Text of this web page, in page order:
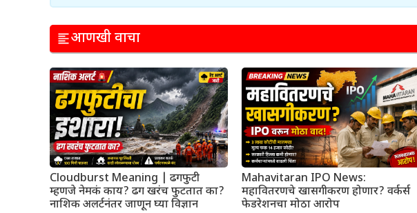
आणखी वाचा
Cloudburst Meaning | ढगफुटी
म्हणजे नेमकं काय? ढग खरंच फुटतात का?
नाशिक अलर्टनंतर जाणून घ्या विज्ञान
Mahavitaran IPO News:
महावितरणचे खासगीकरण होणार? वर्कर्स
फेडरेशनचा मोठा आरोप